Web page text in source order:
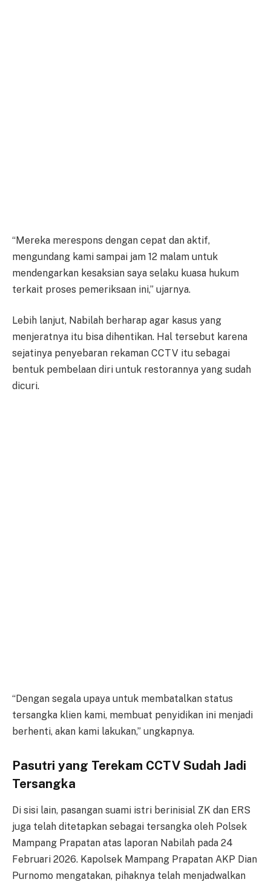
“Mereka merespons dengan cepat dan aktif,
mengundang kami sampai jam 12 malam untuk
mendengarkan kesaksian saya selaku kuasa hukum
terkait proses pemeriksaan ini,” ujarnya.
Lebih lanjut, Nabilah berharap agar kasus yang
menjeratnya itu bisa dihentikan. Hal tersebut karena
sejatinya penyebaran rekaman CCTV itu sebagai
bentuk pembelaan diri untuk restorannya yang sudah
dicuri.
“Dengan segala upaya untuk membatalkan status
tersangka klien kami, membuat penyidikan ini menjadi
berhenti, akan kami lakukan,” ungkapnya.
Pasutri yang Terekam CCTV Sudah Jadi
Tersangka
Di sisi lain, pasangan suami istri berinisial ZK dan ERS
juga telah ditetapkan sebagai tersangka oleh Polsek
Mampang Prapatan atas laporan Nabilah pada 24
Februari 2026. Kapolsek Mampang Prapatan AKP Dian
Purnomo mengatakan, pihaknya telah menjadwalkan